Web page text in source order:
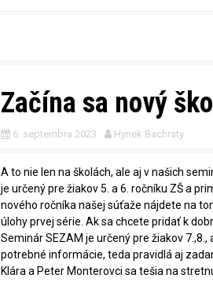
Začína sa nový
6. septembra 2023 Hynek Bachraty
A to nie len na školách, ale aj v našich
je určený pre žiakov 5. a 6. ročníku ZŠ a
nového ročníka našej súťaže nájdete na
úlohy prvej série. Ak sa chcete pridať k
Seminár SEZAM je určený pre žiakov
potrebné informácie, teda pravidlá aj
Klára a Peter Monterovci sa tešia na